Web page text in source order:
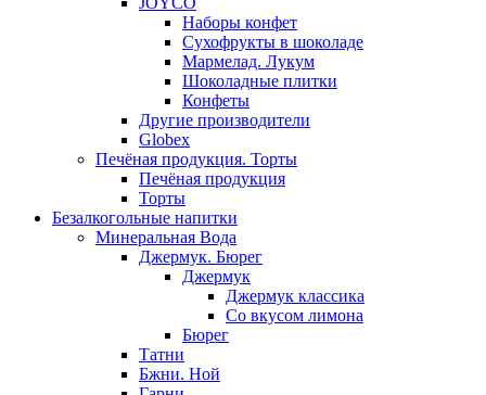
Наборы конфет
Сухофрукты в шоколаде
Мармелад. Лукум
Шоколадные плитки
Конфеты
Другие производители
Globex
Печёная продукция. Торты
Печёная продукция
Торты
Безалкогольные напитки
Минеральная Вода
Джермук. Бюрег
Джермук
Джермук классика
Со вкусом лимона
Бюрег
Татни
Бжни. Ной